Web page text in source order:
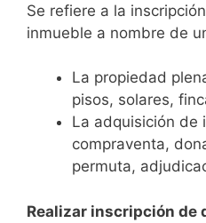
Se refiere a la
inmueble a nombre de
La propiedad
pisos, solares,
La adquisición de
compraventa,
permuta,
Realizar inscripción de